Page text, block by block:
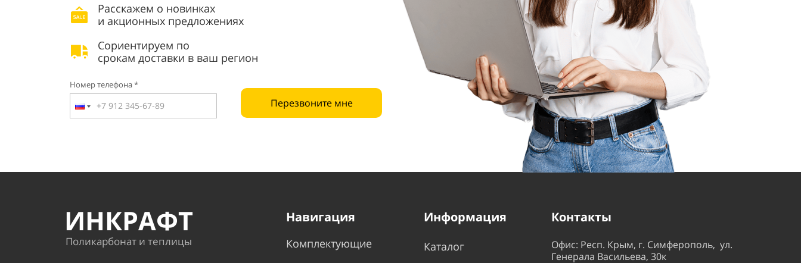
Расскажем о новинках
и акционных предложениях
Сориентируем по
срокам доставки в ваш регион
Номер телефона *
Перезвоните мне
ИНКРАФТ
Поликарбонат и теплицы
Навигация
Комплектующие
Информация
Каталог
Контакты
Офис: Респ. Крым, г. Симферополь, ул.
Генерала Васильева, 30к